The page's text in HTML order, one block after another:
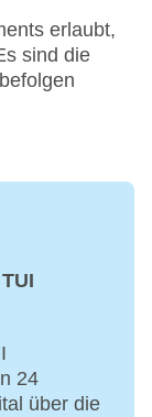
erlaubt,
sind die
24
über die